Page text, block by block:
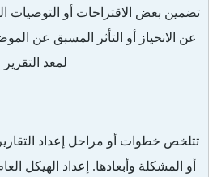
تضمين بعض الاقتراحات أو التوصيات
عن الانحياز أو التأثر المسبق عن
لمعد التقرير
تتلخص خطوات أو مراحل إعداد
أو المشكلة وأبعادها. إعداد الهيكل